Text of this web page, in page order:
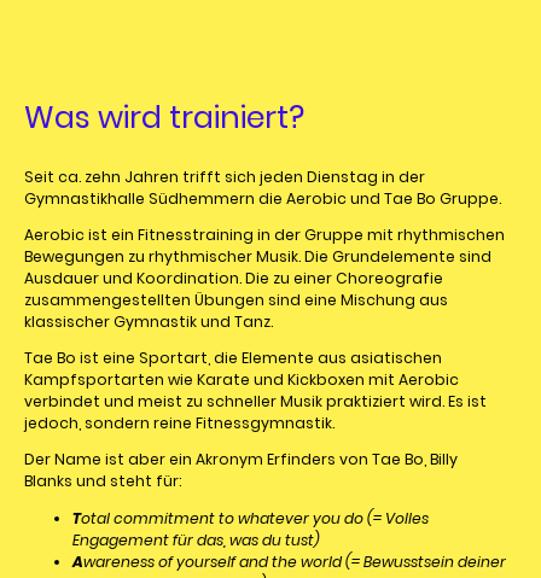
Was wird trainiert?
Seit ca. zehn Jahren trifft sich jeden Dienstag in der
Gymnastikhalle Südhemmern die Aerobic und Tae Bo Gruppe.
Aerobic ist ein Fitnesstraining in der Gruppe mit rhythmischen
Bewegungen zu rhythmischer Musik. Die Grundelemente sind
Ausdauer und Koordination. Die zu einer Choreografie
zusammengestellten Übungen sind eine Mischung aus
klassischer Gymnastik und Tanz.
Tae Bo ist eine Sportart, die Elemente aus asiatischen
Kampfsportarten wie Karate und Kickboxen mit Aerobic
verbindet und meist zu schneller Musik praktiziert wird. Es ist
jedoch, sondern reine Fitnessgymnastik.
Der Name ist aber ein Akronym Erfinders von Tae Bo, Billy
Blanks und steht für:
Total commitment to whatever you do (= Volles
Engagement für das, was du tust)
Awareness of yourself and the world (= Bewusstsein deiner